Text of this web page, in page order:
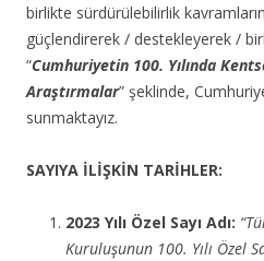
birlikte sürdürülebilirlik
güçlendirerek / destekleyerek /
“Cumhuriyetin 100. Yılında
Araştırmalar” şeklinde,
sunmaktayız.
SAYIYA İLİŞKİN TARİHLER:
2023 Yılı Özel Sayı Adı:
Kuruluşunun 100. Yılı Özel